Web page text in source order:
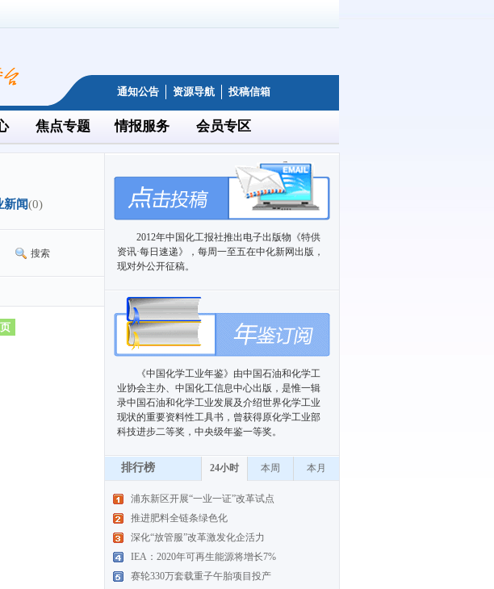
通知公告 资源导航 投稿信箱
焦点专题 情报服务 会员专区
新闻(0)
搜索
2012年中国化工报社推出电子出版物《特供
资讯·每日速递》，每周一至五在中化新网出版，
现对外公开征稿。
《中国化学工业年鉴》由中国石油和化学工
业协会主办、中国化工信息中心出版，是惟一辑
录中国石油和化学工业发展及介绍世界化学工业
现状的重要资料性工具书，曾获得原化学工业部
科技进步二等奖，中央级年鉴一等奖。
排行榜 本月
本周
24小时
浦东新区开展“一业一证”改革试点
推进肥料全链条绿色化
深化“放管服”改革激发化企活力
IEA：2020年可再生能源将增长7%
赛轮330万套载重子午胎项目投产